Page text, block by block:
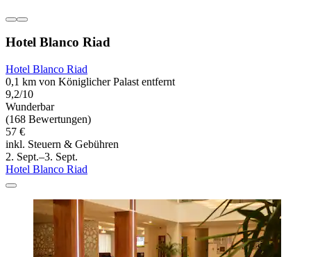
Hotel Blanco Riad
Hotel Blanco Riad
0,1 km von Königlicher Palast entfernt
9,2/10
Wunderbar
(168 Bewertungen)
57 €
inkl. Steuern & Gebühren
2. Sept.–3. Sept.
Hotel Blanco Riad